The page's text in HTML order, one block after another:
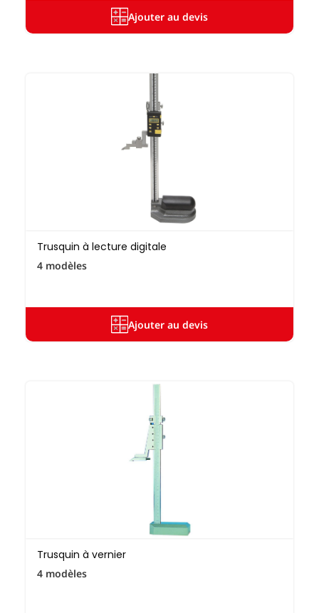
pas quel trusquin choisir ? N’attendez-plus et prenez
contact avec nous ! Notre équipe de spécialistes
Ajouter au devis
Trusquin à lecture digitale
4 modèles
Ajouter au devis
Trusquin à vernier
4 modèles